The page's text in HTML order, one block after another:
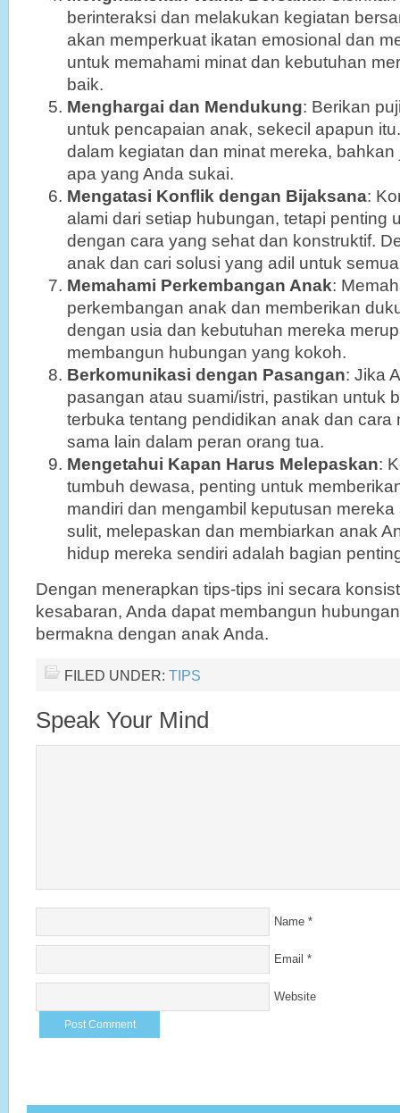
berinteraksi dan melakukan kegiatan
akan memperkuat ikatan emosional dan
untuk memahami minat dan kebutuhan
baik.
Menghargai dan Mendukung: Berikan
untuk pencapaian anak, sekecil apapun
dalam kegiatan dan minat mereka,
apa yang Anda sukai.
Mengatasi Konflik dengan Bijaksana:
alami dari setiap hubungan, tetapi penting
dengan cara yang sehat dan konstruktif.
anak dan cari solusi yang adil untuk
Memahami Perkembangan Anak:
perkembangan anak dan memberikan
dengan usia dan kebutuhan mereka
membangun hubungan yang kokoh.
Berkomunikasi dengan Pasangan: Jika
pasangan atau suami/istri, pastikan untuk
terbuka tentang pendidikan anak dan cara
sama lain dalam peran orang tua.
Mengetahui Kapan Harus Melepaskan:
tumbuh dewasa, penting untuk
mandiri dan mengambil keputusan
sulit, melepaskan dan membiarkan anak
hidup mereka sendiri adalah bagian
Dengan menerapkan tips-tips ini secara
kesabaran, Anda dapat membangun
bermakna dengan anak Anda.
FILED UNDER: TIPS
Speak Your Mind
Name *
Email *
Website